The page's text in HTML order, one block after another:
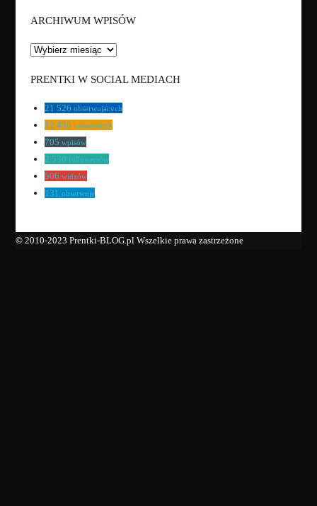
ARCHIWUM WPISÓW
ARCHIWUM
PRENTKI W SOCIAL MEDIACH
21 526 obserwujacych
12 430 komentarzy
705 wpisów
2 530 followersów
506 widzów
131 obserwuje
© 2010-2023 Prentki-BLOG.pl Wszelkie prawa zastrzeżone